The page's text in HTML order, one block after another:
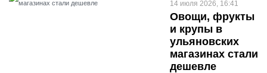
14 июля 2026, 16:41
Овощи, фрукты
и крупы в
ульяновских
магазинах стали
дешевле